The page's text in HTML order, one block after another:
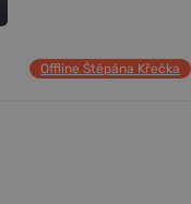
Offline Štěpána Křečka